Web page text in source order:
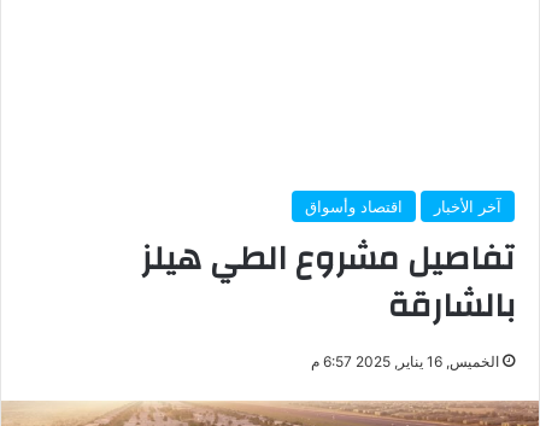
آخر الأخبار اقتصاد وأسواق
تفاصيل مشروع الطي هيلز
بالشارقة
الخميس, 16 يناير, 2025 6:57 م